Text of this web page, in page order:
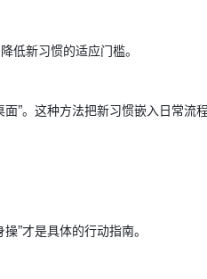
低新习惯的适应门槛。
面”。这种方法把新习惯嵌入日常流
操”才是具体的行动指南。